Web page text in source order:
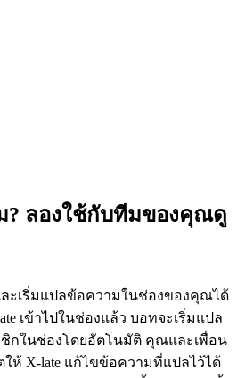
? ลองใช้กับทีมของคุณดู
ละเริ่มแปลข้อความในช่องของคุณได้
เข้าไปในช่องแล้ว บอทจะเริ่มแปล
กในช่องโดยอัตโนมัติ คุณและเพื่อน
ห้ X-late แก้ไขข้อความที่แปลไว้ได้